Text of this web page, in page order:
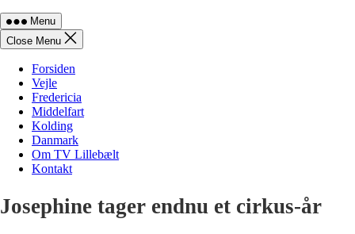
Menu
Close Menu
Forsiden
Vejle
Fredericia
Middelfart
Kolding
Danmark
Om TV Lillebælt
Kontakt
Josephine tager endnu et cirkus-år